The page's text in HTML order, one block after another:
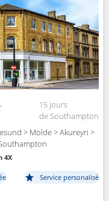
15 jours
de Southampton
> Molde > Akureyri >
4X
Service personalisé